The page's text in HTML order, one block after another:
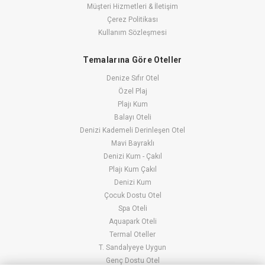
Müşteri Hizmetleri & İletişim
Çerez Politikası
Kullanım Sözleşmesi
Temalarına Göre Oteller
Denize Sıfır Otel
Özel Plaj
Plajı Kum
Balayı Oteli
Denizi Kademeli Derinleşen Otel
Mavi Bayraklı
Denizi Kum - Çakıl
Plajı Kum Çakıl
Denizi Kum
Çocuk Dostu Otel
Spa Oteli
Aquapark Oteli
Termal Oteller
T. Sandalyeye Uygun
Genç Dostu Otel